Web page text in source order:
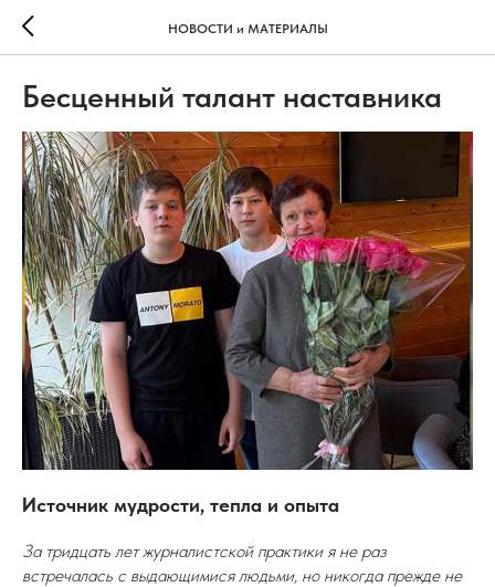
НОВОСТИ и МАТЕРИАЛЫ
Бесценный талант наставника
Источник мудрости, тепла и опыта
За тридцать лет журналистской практики я не раз
встречалась с выдающимися людьми, но никогда прежде не